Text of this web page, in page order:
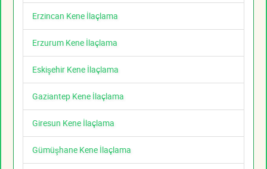
Erzincan Kene İlaçlama
Erzurum Kene İlaçlama
Eskişehir Kene İlaçlama
Gaziantep Kene İlaçlama
Giresun Kene İlaçlama
Gümüşhane Kene İlaçlama